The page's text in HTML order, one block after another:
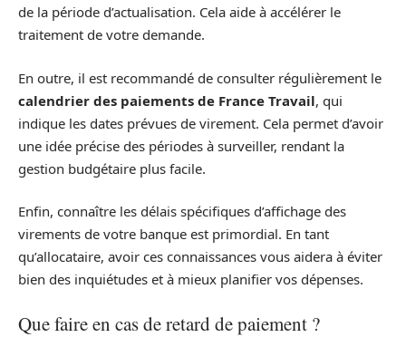
de la période d’actualisation. Cela aide à accélérer le
traitement de votre demande.
En outre, il est recommandé de consulter régulièrement le
calendrier des paiements de France Travail, qui
indique les dates prévues de virement. Cela permet d’avoir
une idée précise des périodes à surveiller, rendant la
gestion budgétaire plus facile.
Enfin, connaître les délais spécifiques d’affichage des
virements de votre banque est primordial. En tant
qu’allocataire, avoir ces connaissances vous aidera à éviter
bien des inquiétudes et à mieux planifier vos dépenses.
Que faire en cas de retard de paiement ?